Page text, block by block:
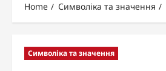
Home Символіка та значення
Символіка та значення